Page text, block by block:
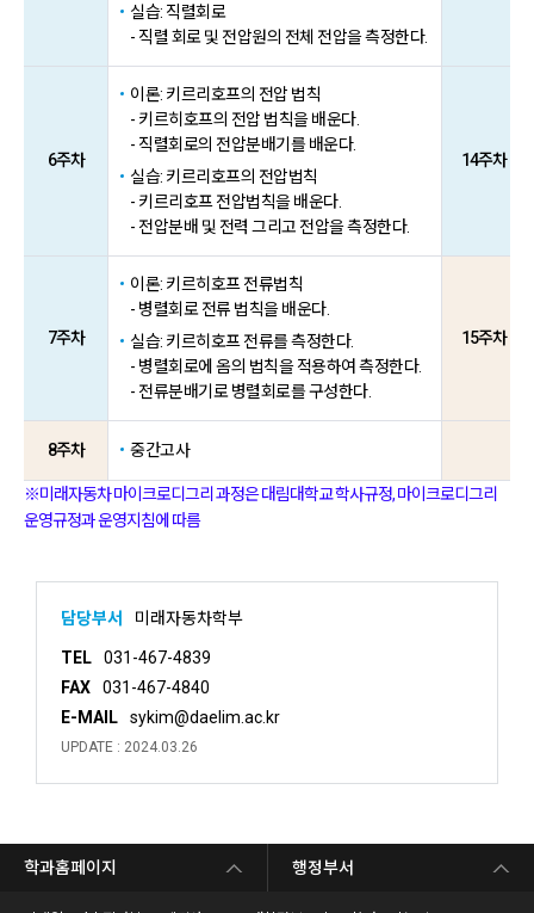
실습: 직렬회로
- 직렬 회로 및 전압원의 전체 전압을 측정한다.
6주차
이론: 키르리호프의 전압 법칙
- 키르히호프의 전압 법칙을 배운다.
- 직렬회로의 전압분배기를 배운다.
실습: 키르리호프의 전압법칙
- 키르리호프 전압법칙을 배운다.
- 전압분배 및 전력 그리고 전압을 측정한다.
14주차
7주차
이론: 키르히호프 전류법칙
- 병렬회로 전류 법칙을 배운다.
실습: 키르히호프 전류를 측정한다.
- 병렬회로에 옴의 법칙을 적용하여 측정한다.
- 전류분배기로 병렬회로를 구성한다.
15주차
8주차 중간고사
※미래자동차 마이크로디그리 과정은 대림대학교 학사규정, 마이크로디그리
운영규정과 운영지침에 따름
담당부서 미래자동차학부
TEL
031-467-4839
FAX
031-467-4840
E-MAIL
sykim@daelim.ac.kr
UPDATE : 2024.03.26
학과홈페이지 행정부서